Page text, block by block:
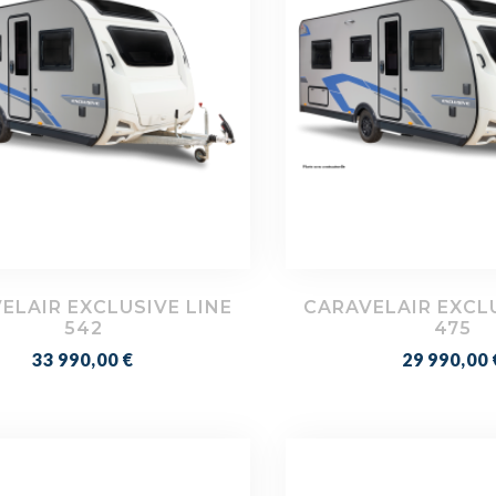
EXCLUSIVE LINE
542
Prix
33 990,00 €
CARAVELAIR
475
Prix
29 990,00